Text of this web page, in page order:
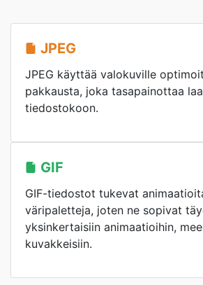
JPEG
JPEG käyttää valokuville
pakkausta, joka tasapainottaa
tiedostokoon.
GIF
GIF-tiedostot tukevat
väripaletteja, joten ne sopivat
yksinkertaisiin animaatioihin,
kuvakkeisiin.